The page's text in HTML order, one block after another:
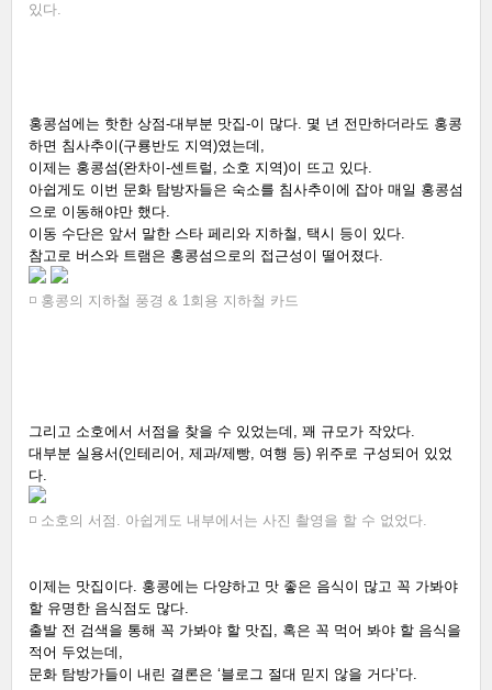
있다.
홍콩섬에는 핫한 상점-대부분 맛집-이 많다. 몇 년 전만하더라도 홍콩
하면 침사추이(구룡반도 지역)였는데,
이제는 홍콩섬(완차이-센트럴, 소호 지역)이 뜨고 있다.
아쉽게도 이번 문화 탐방자들은 숙소를 침사추이에 잡아 매일 홍콩섬
으로 이동해야만 했다.
이동 수단은 앞서 말한 스타 페리와 지하철, 택시 등이 있다.
참고로 버스와 트램은 홍콩섬으로의 접근성이 떨어졌다.
◽ 홍콩의 지하철 풍경 & 1회용 지하철 카드
그리고 소호에서 서점을 찾을 수 있었는데, 꽤 규모가 작았다.
대부분 실용서(인테리어, 제과/제빵, 여행 등) 위주로 구성되어 있었
다.
◽ 소호의 서점. 아쉽게도 내부에서는 사진 촬영을 할 수 없었다.
이제는 맛집이다. 홍콩에는 다양하고 맛 좋은 음식이 많고 꼭 가봐야
할 유명한 음식점도 많다.
출발 전 검색을 통해 꼭 가봐야 할 맛집, 혹은 꼭 먹어 봐야 할 음식을
적어 두었는데,
문화 탐방가들이 내린 결론은 ‘블로그 절대 믿지 않을 거다’다.